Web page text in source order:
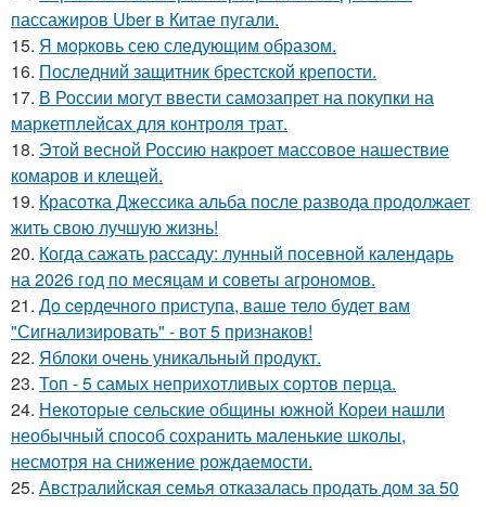
пассажиров Uber в Китае пугали.
15. Я мopковь сею следующим образом.
16. Последний защитник брестской крепости.
17. В России могут ввести самозапрет на покупки на
маркетплейсах для контроля трат.
18. Этой весной Россию накроет массовое нашествие
комаров и клещей.
19. Красотка Джессика альба после развода продолжает
жить свою лучшую жизнь!
20. Когда сажать рассаду: лунный посевной календарь
на 2026 год по месяцам и советы агрономов.
21. Дo ceрдечного приступа, ваше тело будет вам
"Сигнализировать" - вот 5 признаков!
22. Яблоки очень уникальный продукт.
23. Топ - 5 самых неприхотливых сортов перца.
24. Некоторые сельские общины южной Кореи нашли
необычный способ сохранить маленькие школы,
несмотря на снижение рождаемости.
25. Австралийская семья отказалась продать дом за 50